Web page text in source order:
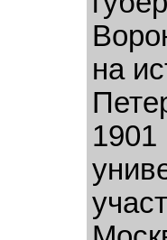
на
1901